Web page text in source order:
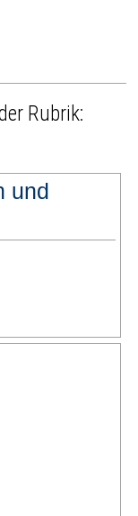
Rubrik:
und